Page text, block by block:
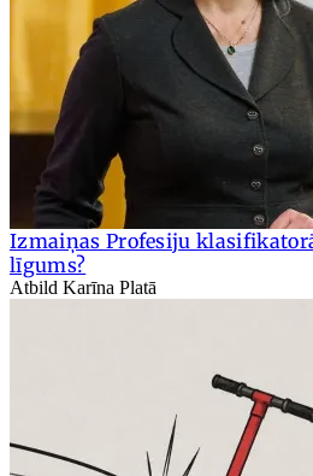
Izmaiņas Profesiju
līgums?
Atbild Karīna Platā